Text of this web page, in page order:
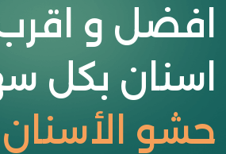
افضل و
اسنان بكل
حشو الأسنان